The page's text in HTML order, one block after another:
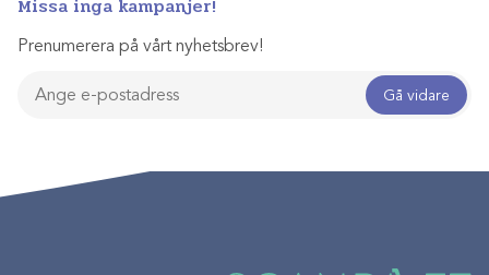
Missa inga kampanjer!
Prenumerera på vårt nyhetsbrev!
Gå vidare